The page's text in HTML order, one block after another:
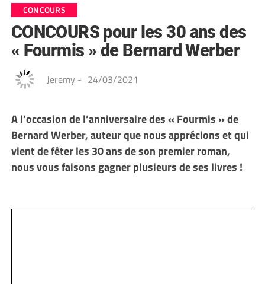
CONCOURS
CONCOURS pour les 30 ans des
« Fourmis » de Bernard Werber
Jeremy - 24/03/2021
A l’occasion de l’anniversaire des « Fourmis » de
Bernard Werber, auteur que nous apprécions et qui
vient de fêter les 30 ans de son premier roman,
nous vous faisons gagner plusieurs de ses livres !